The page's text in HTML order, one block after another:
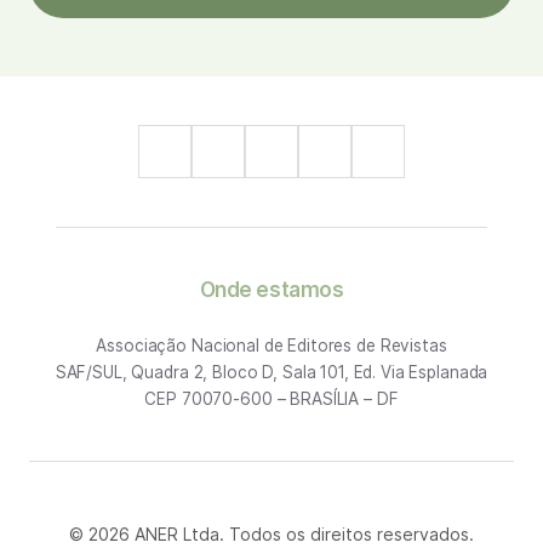
Onde estamos
Associação Nacional de Editores de Revistas
SAF/SUL, Quadra 2, Bloco D, Sala 101, Ed. Via Esplanada
CEP 70070-600 – BRASÍLIA – DF
© 2026 ANER Ltda. Todos os direitos reservados.